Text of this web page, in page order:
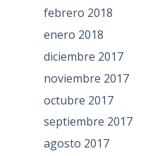
febrero 2018
enero 2018
diciembre 2017
noviembre 2017
octubre 2017
septiembre 2017
agosto 2017